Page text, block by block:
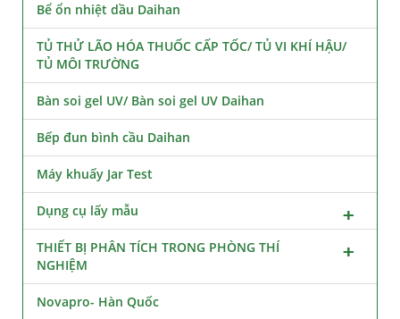
Bể ổn nhiệt dầu Daihan
TỦ THỬ LÃO HÓA THUỐC CẤP TỐC/ TỦ VI KHÍ HẬU/
TỦ MÔI TRƯỜNG
Bàn soi gel UV/ Bàn soi gel UV Daihan
Bếp đun bình cầu Daihan
Máy khuấy Jar Test
Dụng cụ lấy mẫu
THIẾT BỊ PHÂN TÍCH TRONG PHÒNG THÍ
NGHIỆM
Novapro- Hàn Quốc